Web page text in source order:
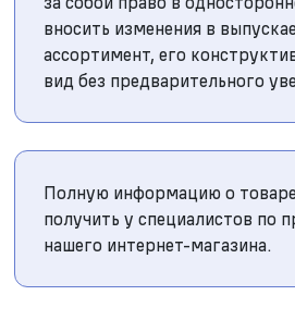
вносить изменения в
ассортимент, его
вид без предварительного
Полную информацию о
получить у специалистов по
нашего интернет-магазина.